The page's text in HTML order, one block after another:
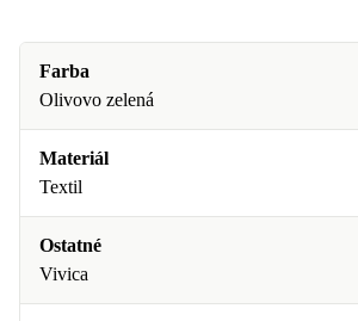
Farba
Olivovo zelená
Materiál
Textil
Ostatné
Vivica